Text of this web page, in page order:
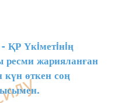
ҚР Үкiметiнiң
ресми жарияланған
күн өткен соң